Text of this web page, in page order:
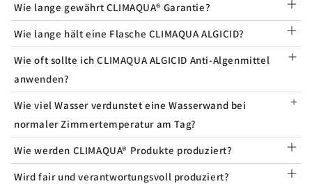
Wie lange gewährt CLIMAQUA® Garantie?
Wie lange hält eine Flasche CLIMAQUA ALGICID?
Wie oft sollte ich CLIMAQUA ALGICID Anti-Algenmittel
anwenden?
Wie viel Wasser verdunstet eine Wasserwand bei
normaler Zimmertemperatur am Tag?
Wie werden CLIMAQUA® Produkte produziert?
Wird fair und verantwortungsvoll produziert?